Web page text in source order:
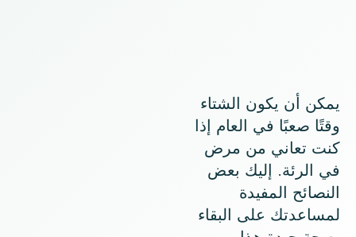
يمكن أن يكون الشتاء
وقتًا صعبًا في العام إذا
كنت تعاني من مرض
في الرئة. إليك بعض
النصائح المفيدة
لمساعدتك على البقاء